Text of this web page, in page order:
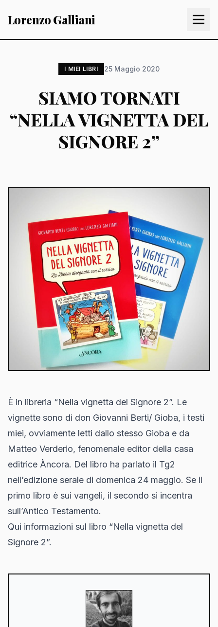
Lorenzo Galliani
I MIEI LIBRI 25 Maggio 2020
SIAMO TORNATI
“NELLA VIGNETTA DEL
SIGNORE 2”
È in libreria “Nella vignetta del Signore 2”. Le
vignette sono di don Giovanni Berti/ Gioba, i testi
miei, ovviamente letti dallo stesso Gioba e da
Matteo Verderio, fenomenale editor della casa
editrice Àncora. Del libro ha parlato il Tg2
nell’edizione serale di domenica 24 maggio. Se il
primo libro è sui vangeli, il secondo si incentra
sull’Antico Testamento.
Qui informazioni sul libro “Nella vignetta del
Signore 2”.